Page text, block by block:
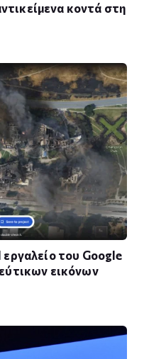
κοντά στη
του Google
εικόνων